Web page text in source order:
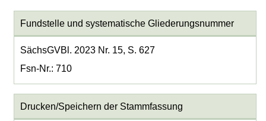
Fundstelle und systematische Gliederungsnummer
SächsGVBl. 2023 Nr. 15, S. 627
Fsn-Nr.: 710
Drucken/Speichern der Stammfassung